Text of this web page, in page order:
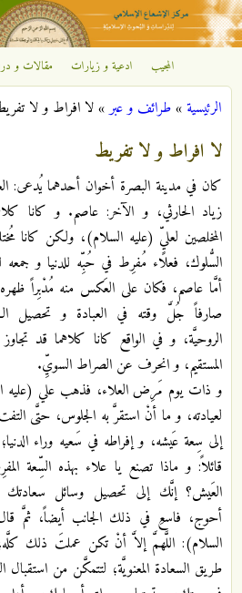
تجاوز إلى المحتوى الرئيسي
مركز
الإشعاع
الإسلامي
المجيب ادعية و زيارات مقالات و
أنت هنا
الرئيسية»طرائف و عبر»لا افراط و لا
لا افراط و لا تفريط
كان في مدينة البصرة أخوان أحدهما يُدعى:
زياد الحارثي، و الآخر: عاصم. و كانا
المخلصين لعليٍّ (عليه السلام)، ولكن كانا
السُّلوك، فعلاء مُفرِط في حُبِّه للدنيا و جمعه
أمَّا عاصم، فكان على العَكس منه مُدْبِراً ظهره
صارفاً جُلَّ وقته في العبادة و تحصيل
الروحيَّة، و في الواقع كانا كلاهما قد
المستقيم، و انحرف عن الصراط السويِّ.
و ذات يوم مَرِض العلاء، فذهب علي (عليه
لعيادته، و ما أنْ استقرَّ به الجلوس، حتَّى
إلى سِعة عَيشه، و إفراطه في سَعيه وراء
قائلاً: و ماذا تصنع يا علاء بهذه السِّعة
العَيش؟ إنَّك إلى تحصيل وسائل سعادتك
أحوج، فاسعِ في ذلك الجانب أيضاً، ثمَّ
السلام): اللَّهمَّ إلاَّ أنْ تكن عملتَ ذلك كلَّه؛
طريق السعادة المعنويَّة؛ لتتمكَّن من